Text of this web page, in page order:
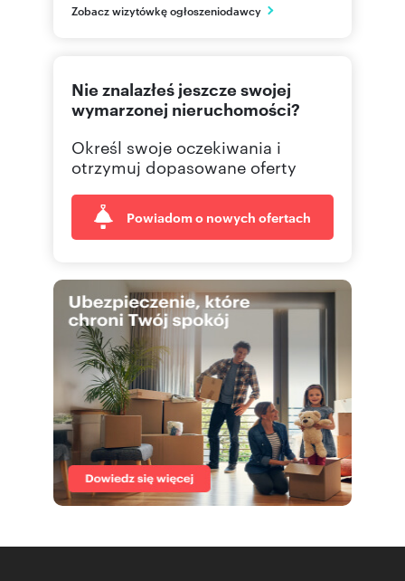
Zobacz wizytówkę ogłoszeniodawcy
Nie znalazłeś jeszcze swojej
wymarzonej nieruchomości?
Określ swoje oczekiwania i
otrzymuj dopasowane oferty
Powiadom o nowych ofertach